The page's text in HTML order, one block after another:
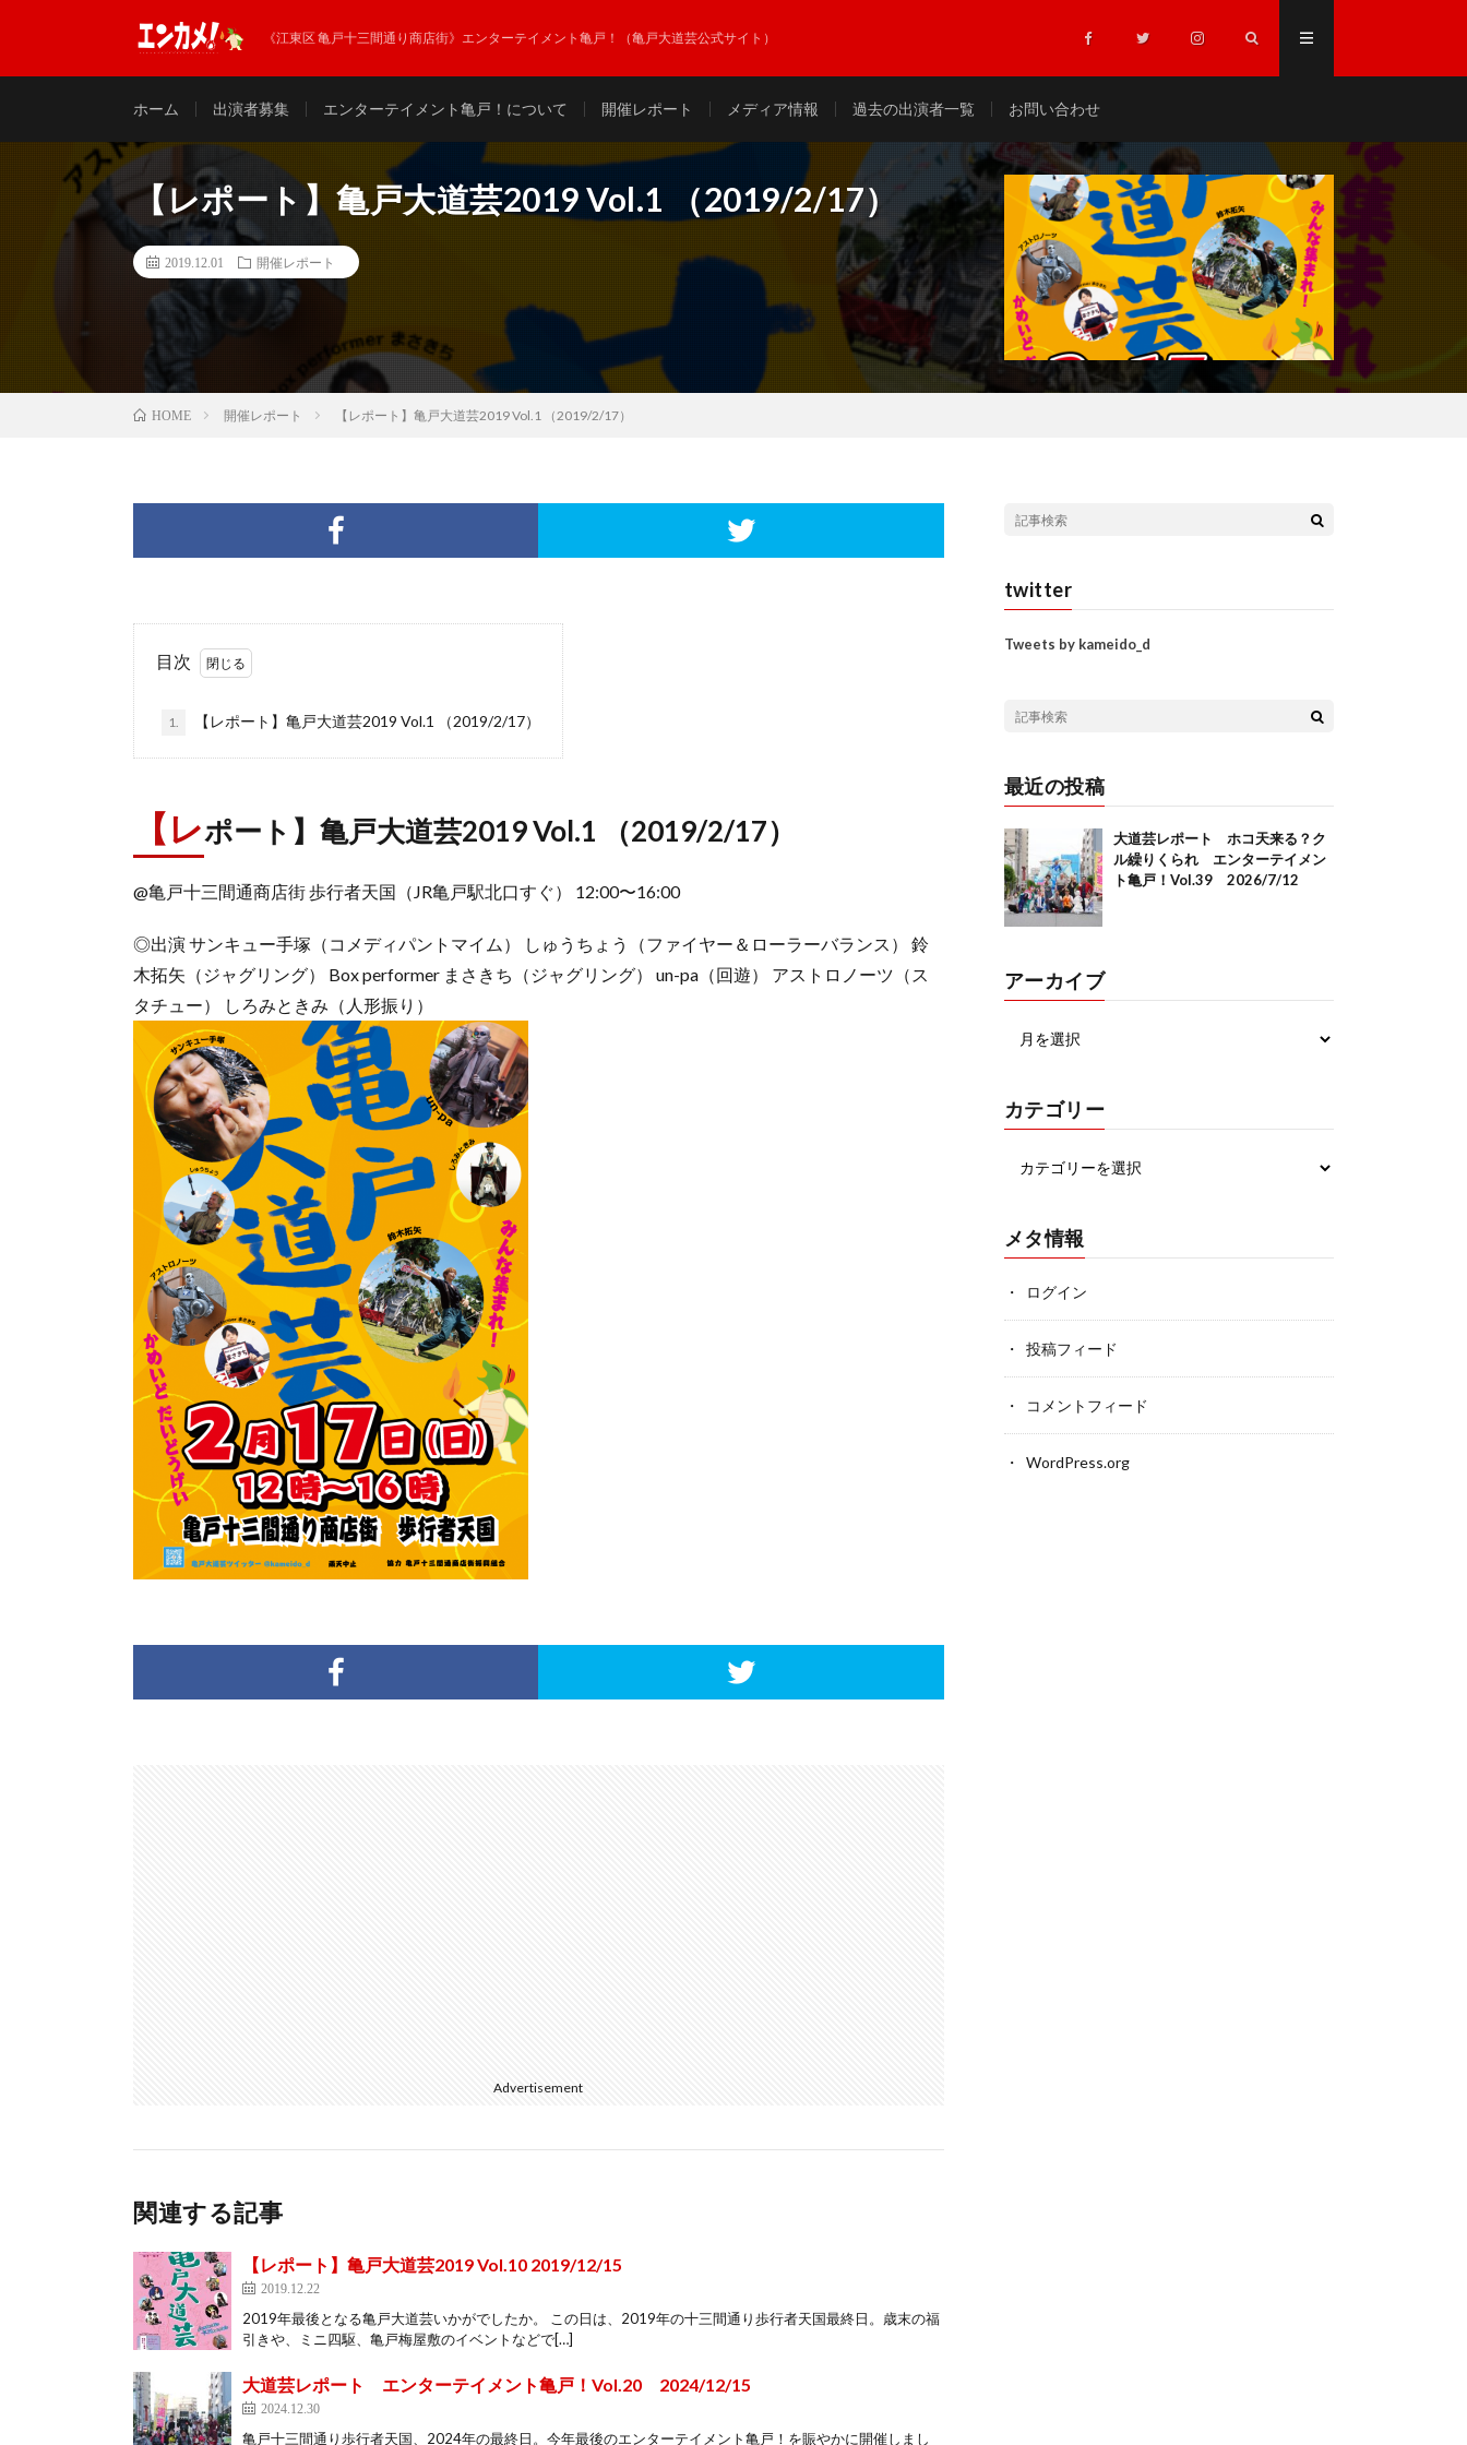
《江東区 亀戸十三間通り商店街》エンターテイメント亀戸！（亀戸大道芸公式サイト）
ホーム 出演者募集 エンターテイメント亀戸！について 開催レポート メディア情報 過去の出演者一覧 お問い合わせ
【レポート】亀戸大道芸2019 Vol.1 （2019/2/17）
2019.12.01 開催レポート
HOME 開催レポート 【レポート】亀戸大道芸2019 Vol.1 （2019/2/17）
目次
1. 【レポート】亀戸大道芸2019 Vol.1 （2019/2/17）
【レポート】亀戸大道芸2019 Vol.1 （2019/2/17）
@亀戸十三間通商店街 歩行者天国（JR亀戸駅北口すぐ） 12:00〜16:00
◎出演 サンキュー手塚（コメディパントマイム） しゅうちょう（ファイヤー＆ローラーバランス） 鈴
木拓矢（ジャグリング） Box performer まさきち（ジャグリング） un-pa（回遊） アストロノーツ（ス
タチュー） しろみときみ（人形振り）
Advertisement
関連する記事
【レポート】亀戸大道芸2019 Vol.10 2019/12/15
2019.12.22
2019年最後となる亀戸大道芸いかがでしたか。 この日は、2019年の十三間通り歩行者天国最終日。歳末の福
引きや、ミニ四駆、亀戸梅屋敷のイベントなどで[…]
大道芸レポート エンターテイメント亀戸！Vol.20 2024/12/15
2024.12.30
亀戸十三間通り歩行者天国、2024年の最終日。今年最後のエンターテイメント亀戸！を賑やかに開催しまし
twitter
Tweets by kameido_d
最近の投稿
大道芸レポート ホコ天来る？ク
ル繰りくられ エンターテイメン
ト亀戸！Vol.39 2026/7/12
アーカイブ
カテゴリー
メタ情報
ログイン
投稿フィード
コメントフィード
WordPress.org